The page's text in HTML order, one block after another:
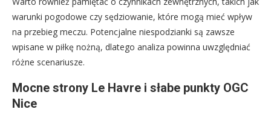
warunki pogodowe czy sędziowanie, które mogą mieć wpływ
na przebieg meczu. Potencjalne niespodzianki są zawsze
wpisane w piłkę nożną, dlatego analiza powinna uwzględniać
różne scenariusze.
Mocne strony Le Havre i słabe punkty OGC
Nice